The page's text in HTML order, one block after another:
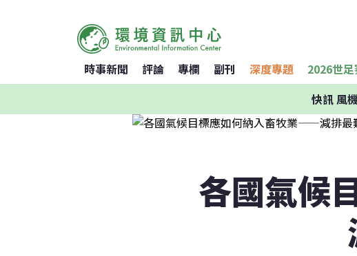
時事新聞 評論 專欄 副刊 深度專題 2026世
快訊風
各國氣候